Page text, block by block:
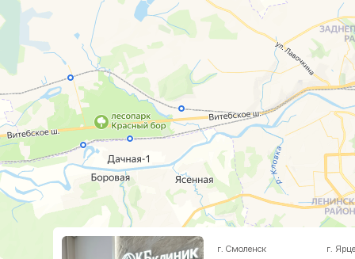
Почта:info@clinica-boli.ru
Номер телефона: +7 (4812) 25-25-
Пн-пт 8:00 - 20:00 сб-вс 9:00 -
г. Смоленск
ул. Рыленкова, 11 Б
ул. Рыленкова, 40
пр-д Трамвайный, 6
ул. Шевченко, 65
Б
г. Ярцево
ул.
ул. Говорова, 85